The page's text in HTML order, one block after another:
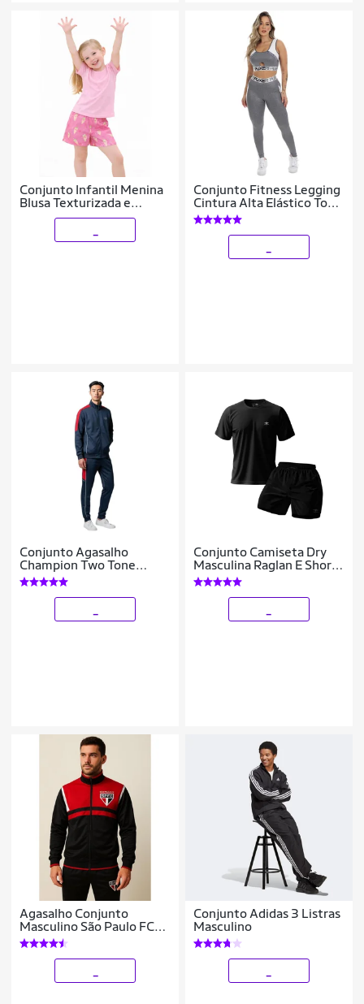
Conjunto Infantil Menina
Blusa Texturizada e
Shorts Estampado em
Conjunto Fitness Legging
Cintura Alta Elástico Top
Decote Feminino
Conjunto Agasalho
Champion Two Tone
Outline Preto Masculino
Conjunto Camiseta Dry
Masculina Raglan E Short
Mauricinho Academia
Verão Praia Básico
Agasalho Conjunto
Masculino São Paulo FC
Oficial Licenciado SPR
Com Escudo Emblema
Logo Bordado
Conjunto Adidas 3 Listras
Masculino